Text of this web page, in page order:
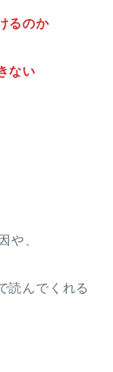
るのか
ない
や、
読んでくれる